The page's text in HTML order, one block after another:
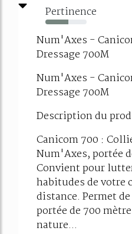
Pertinence
55%
Num'Axes -
Dressage 700M
Num'Axes -
Dressage 700M
Description du
Canicom 700 :
Num'Axes, portée
Convient pour
habitudes de votre
distance. Permet
portée de 700
nature...